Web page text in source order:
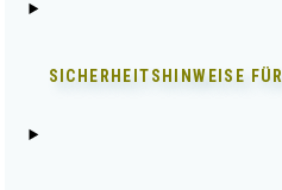
SICHERHEITSHINWEISE FÜR